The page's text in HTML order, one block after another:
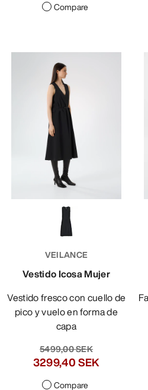
Compare
VEILANCE
Vestido Icosa Mujer
Vestido fresco con cuello de
pico y vuelo en forma de
capa
5499,00 SEK
3299,40 SEK
Compare
Falda envolvente que resiste